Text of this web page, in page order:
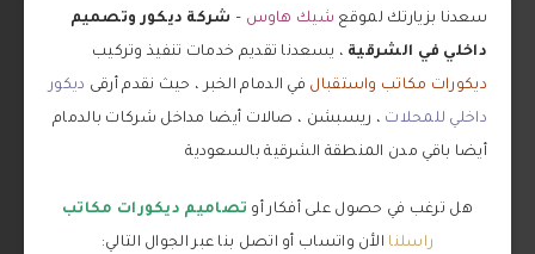
سعدنا بزيارتك لموقع شيك هاوس – شركة ديكور وتصميم
داخلي في الشرقية ، يسعدنا تقديم خدمات تنفيذ وتركيب
ديكورات مكاتب واستقبال في الدمام الخبر ، حيث نقدم أرقى ديكور
داخلي للمحلات ، ريسبشن ، صالات أيضا مداخل شركات بالدمام
أيضا باقي مدن المنطقة الشرقية بالسعودية
هل ترغب في حصول على أفكار أو تصاميم ديكورات مكاتب
راسلنا الأن واتساب أو اتصل بنا عبر الجوال التالي: